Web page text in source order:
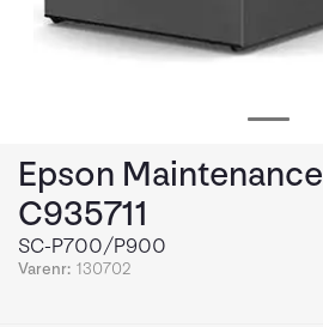
Epson
C935711
SC-P700/P900
Varenr: 130702